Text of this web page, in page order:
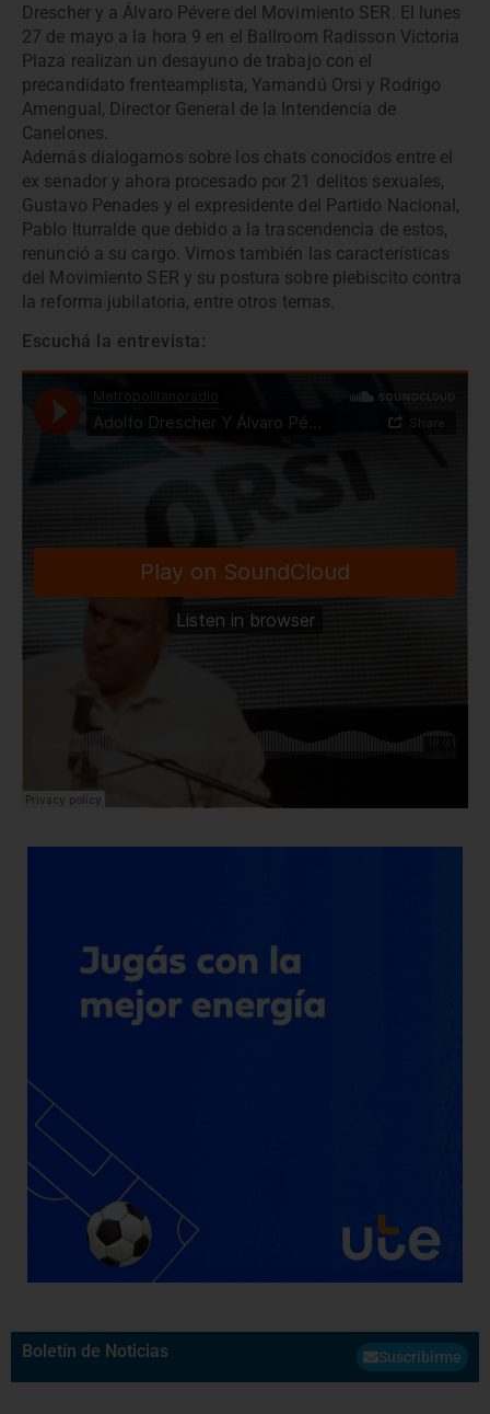
Drescher y a Álvaro Pévere del Movimiento SER. El lunes
27 de mayo a la hora 9 en el Ballroom Radisson Victoria
Plaza realizan un desayuno de trabajo con el
precandidato frenteamplista, Yamandú Orsi y Rodrigo
Amengual, Director General de la Intendencia de
Canelones.
Además dialogamos sobre los chats conocidos entre el
ex senador y ahora procesado por 21 delitos sexuales,
Gustavo Penades y el expresidente del Partido Nacional,
Pablo Iturralde que debido a la trascendencia de estos,
renunció a su cargo. Vimos también las características
del Movimiento SER y su postura sobre plebiscito contra
la reforma jubilatoria, entre otros temas.
Escuchá la entrevista:
Boletín de Noticias Suscribirme